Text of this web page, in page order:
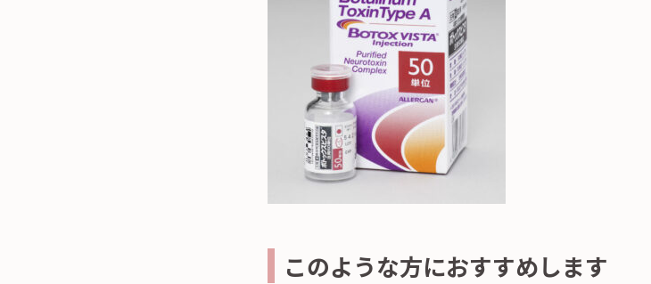
このような方におすすめします